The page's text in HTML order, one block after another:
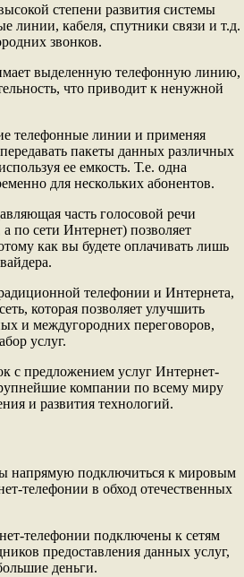
степени развития системы
линии, кабеля, спутники связи и т.д.
звонков.
выделенную телефонную линию,
что приводит к ненужной
телефонные линии и применяя
пакеты данных различных
ее емкость. Т.е. одна
для нескольких абонентов.
часть голосовой речи
по сети Интернет) позволяет
как вы будете оплачивать лишь
телефонии и Интернета,
которая позволяет улучшить
и междугородних переговоров,
услуг.
с предложением услуг Интернет-
компании по всему миру
и развития технологий.
напрямую подключиться к мировым
телефонии в обход отечественных
телефонии подключены к сетям
предоставления данных услуг,
деньги.